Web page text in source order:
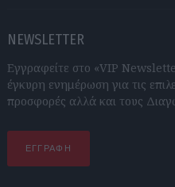
NEWSLETTER
Εγγραφείτε στο «VIP
έγκυρη ενημέρωση για τις
προσφορές αλλά και τους
ΕΓΓΡΑΦΗ